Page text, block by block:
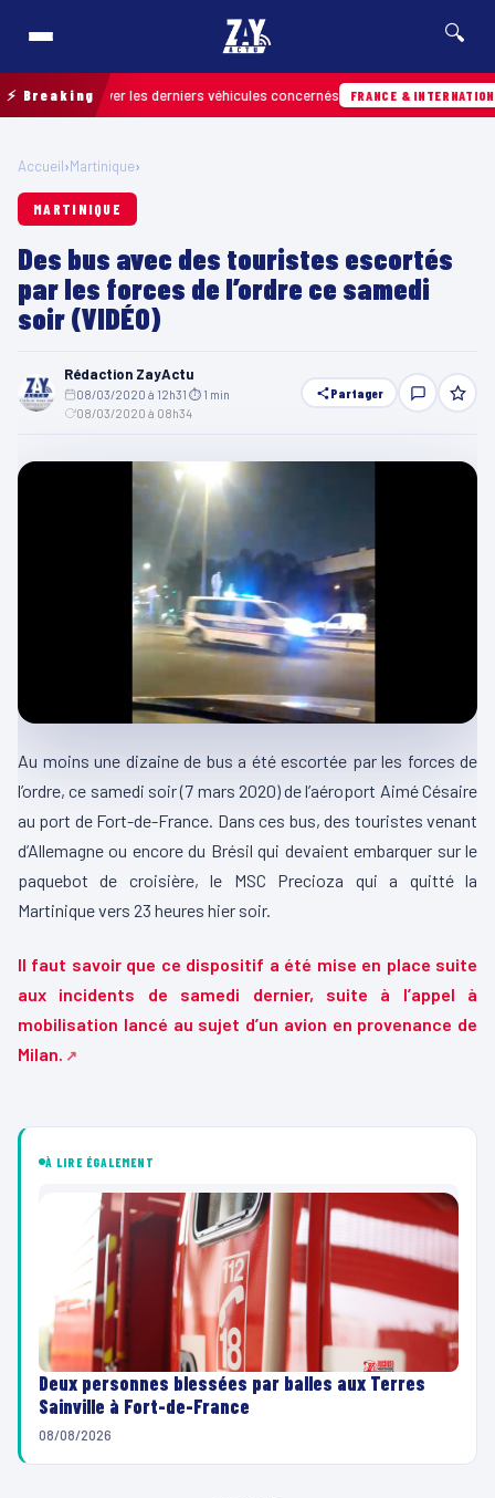
🔍
⚡ Breaking
retrouver les derniers véhicules concernés FRANCE & INTERNATIONALE
Accueil›Martinique›
MARTINIQUE
Des bus avec des touristes escortés
par les forces de l’ordre ce samedi
soir (VIDÉO)
Rédaction ZayActu
08/03/2020 à 12h31 ⏱ 1 min
08/03/2020 à 08h34
Partager
Au moins une dizaine de bus a été escortée par les forces de
l’ordre, ce samedi soir (7 mars 2020) de l’aéroport Aimé Césaire
au port de Fort-de-France. Dans ces bus, des touristes venant
d’Allemagne ou encore du Brésil qui devaient embarquer sur le
paquebot de croisière, le MSC Precioza qui a quitté la
Martinique vers 23 heures hier soir.
Il faut savoir que ce dispositif a été mise en place suite
aux incidents de samedi dernier, suite à l’appel à
mobilisation lancé au sujet d’un avion en provenance de
Milan.
e
À LIRE ÉGALEMENT
Deux personnes blessées par balles aux Terres
Sainville à Fort-de-France
08/08/2026